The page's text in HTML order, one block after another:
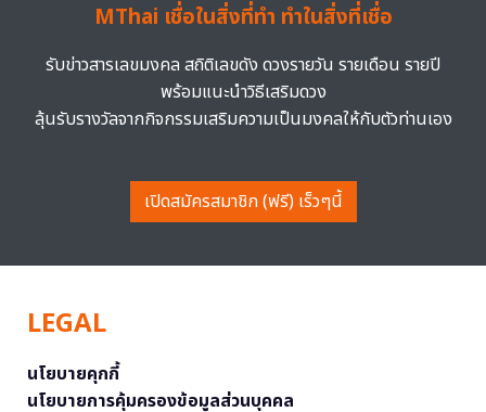
MThai เชื่อในสิ่งที่ทำ ทำในสิ่งที่เชื่อ
รับข่าวสารเลขมงคล สถิติเลขดัง ดวงรายวัน รายเดือน รายปี
พร้อมแนะนำวิธีเสริมดวง
ลุ้นรับรางวัลจากกิจกรรมเสริมความเป็นมงคลให้กับตัวท่านเอง
เปิดสมัครสมาชิก (ฟรี) เร็วๆนี้
LEGAL
นโยบายคุกกี้
นโยบายการคุ้มครองข้อมูลส่วนบุคคล